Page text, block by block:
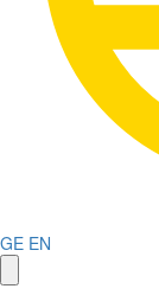
GE EN